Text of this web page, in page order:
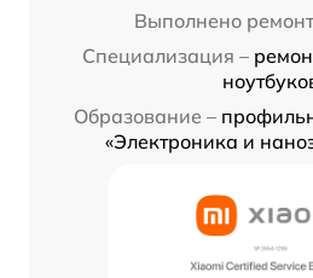
Выполнено
Специализация –
Образование –
«Электроника и